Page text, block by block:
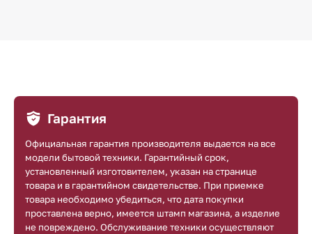
Гарантия
Официальная гарантия производителя выдается на все
модели бытовой техники. Гарантийный срок,
установленный изготовителем, указан на странице
товара и в гарантийном свидетельстве. При приемке
товара необходимо убедиться, что дата покупки
проставлена верно, имеется штамп магазина, а изделие
не повреждено. Обслуживание техники осуществляют